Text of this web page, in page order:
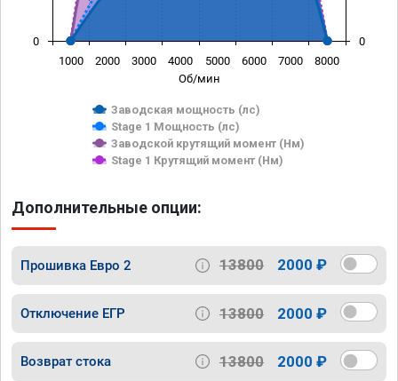
Об/мин
Заводская мощность (лс)
Stage 1 Мощность (лс)
Заводской крутящий момент (Нм)
Stage 1 Крутящий момент (Нм)
1000 2000 3000 4000 5000 6000 7000 8000
0 0
Дополнительные опции:
Прошивка Евро 2 13800 2000 ₽
Отключение ЕГР 13800 2000 ₽
Возврат стока 13800 2000 ₽